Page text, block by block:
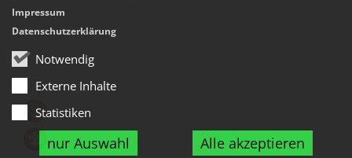
Notwendig
Externe Inhalte
Statistiken
nur Auswahl Alle akzeptieren
Impressum
Datenschutzerklärung